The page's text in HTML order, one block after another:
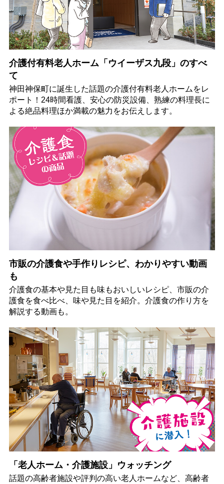
介護付有料老人ホーム「ウイーザス九段」のすべ
て
神田神保町に誕生した話題の介護付有料老人ホームをレ
ポート！24時間看護、安心の防災設備、熟練の料理長に
よる絶品料理ほか満載の魅力をお伝えします。
市販の介護食や手作りレシピ、わかりやすい動画
も
介護食の基本や見た目も味もおいしいレシピ、市販の介
護食を食べ比べ、味や見た目を紹介。介護食の作り方を
解説する動画も。
「老人ホーム・介護施設」ウォッチング
話題の高齢者施設や評判の高い老人ホームなど、高齢者